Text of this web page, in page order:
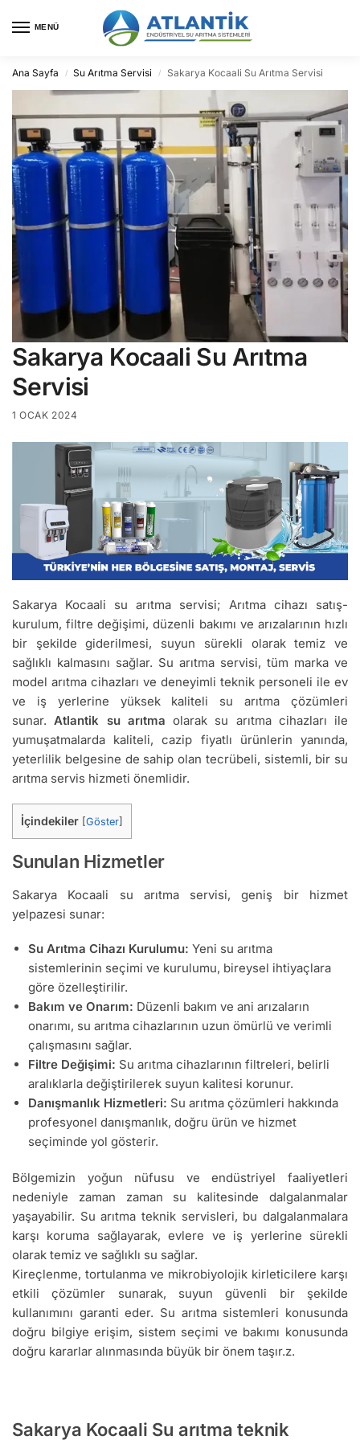
MENÜ
Ana Sayfa / Su Arıtma Servisi / Sakarya Kocaali Su Arıtma Servisi
Sakarya Kocaali Su Arıtma
Servisi
1 OCAK 2024
Sakarya Kocaali su arıtma servisi; Arıtma cihazı satış-
kurulum, filtre değişimi, düzenli bakımı ve arızalarının hızlı
bir şekilde giderilmesi, suyun sürekli olarak temiz ve
sağlıklı kalmasını sağlar. Su arıtma servisi, tüm marka ve
model arıtma cihazları ve deneyimli teknik personeli ile ev
ve iş yerlerine yüksek kaliteli su arıtma çözümleri
sunar.Atlantik su arıtma olarak su arıtma cihazları ile
yumuşatmalarda kaliteli, cazip fiyatlı ürünlerin yanında,
yeterlilik belgesine de sahip olan tecrübeli, sistemli, bir su
arıtma servis hizmeti önemlidir.
İçindekiler [Göster]
Sunulan Hizmetler
Sakarya Kocaali su arıtma servisi, geniş bir hizmet
yelpazesi sunar:
Su Arıtma Cihazı Kurulumu: Yeni su arıtma
sistemlerinin seçimi ve kurulumu, bireysel ihtiyaçlara
göre özelleştirilir.
Bakım ve Onarım: Düzenli bakım ve ani arızaların
onarımı, su arıtma cihazlarının uzun ömürlü ve verimli
çalışmasını sağlar.
Filtre Değişimi: Su arıtma cihazlarının filtreleri, belirli
aralıklarla değiştirilerek suyun kalitesi korunur.
Danışmanlık Hizmetleri: Su arıtma çözümleri hakkında
profesyonel danışmanlık, doğru ürün ve hizmet
seçiminde yol gösterir.
Bölgemizin yoğun nüfusu ve endüstriyel faaliyetleri
nedeniyle zaman zaman su kalitesinde dalgalanmalar
yaşayabilir. Su arıtma teknik servisleri, bu dalgalanmalara
karşı koruma sağlayarak, evlere ve iş yerlerine sürekli
olarak temiz ve sağlıklı su sağlar.
Kireçlenme, tortulanma ve mikrobiyolojik kirleticilere karşı
etkili çözümler sunarak, suyun güvenli bir şekilde
kullanımını garanti eder. Su arıtma sistemleri konusunda
doğru bilgiye erişim, sistem seçimi ve bakımı konusunda
doğru kararlar alınmasında büyük bir önem taşır.z.
Sakarya Kocaali Su arıtma teknik